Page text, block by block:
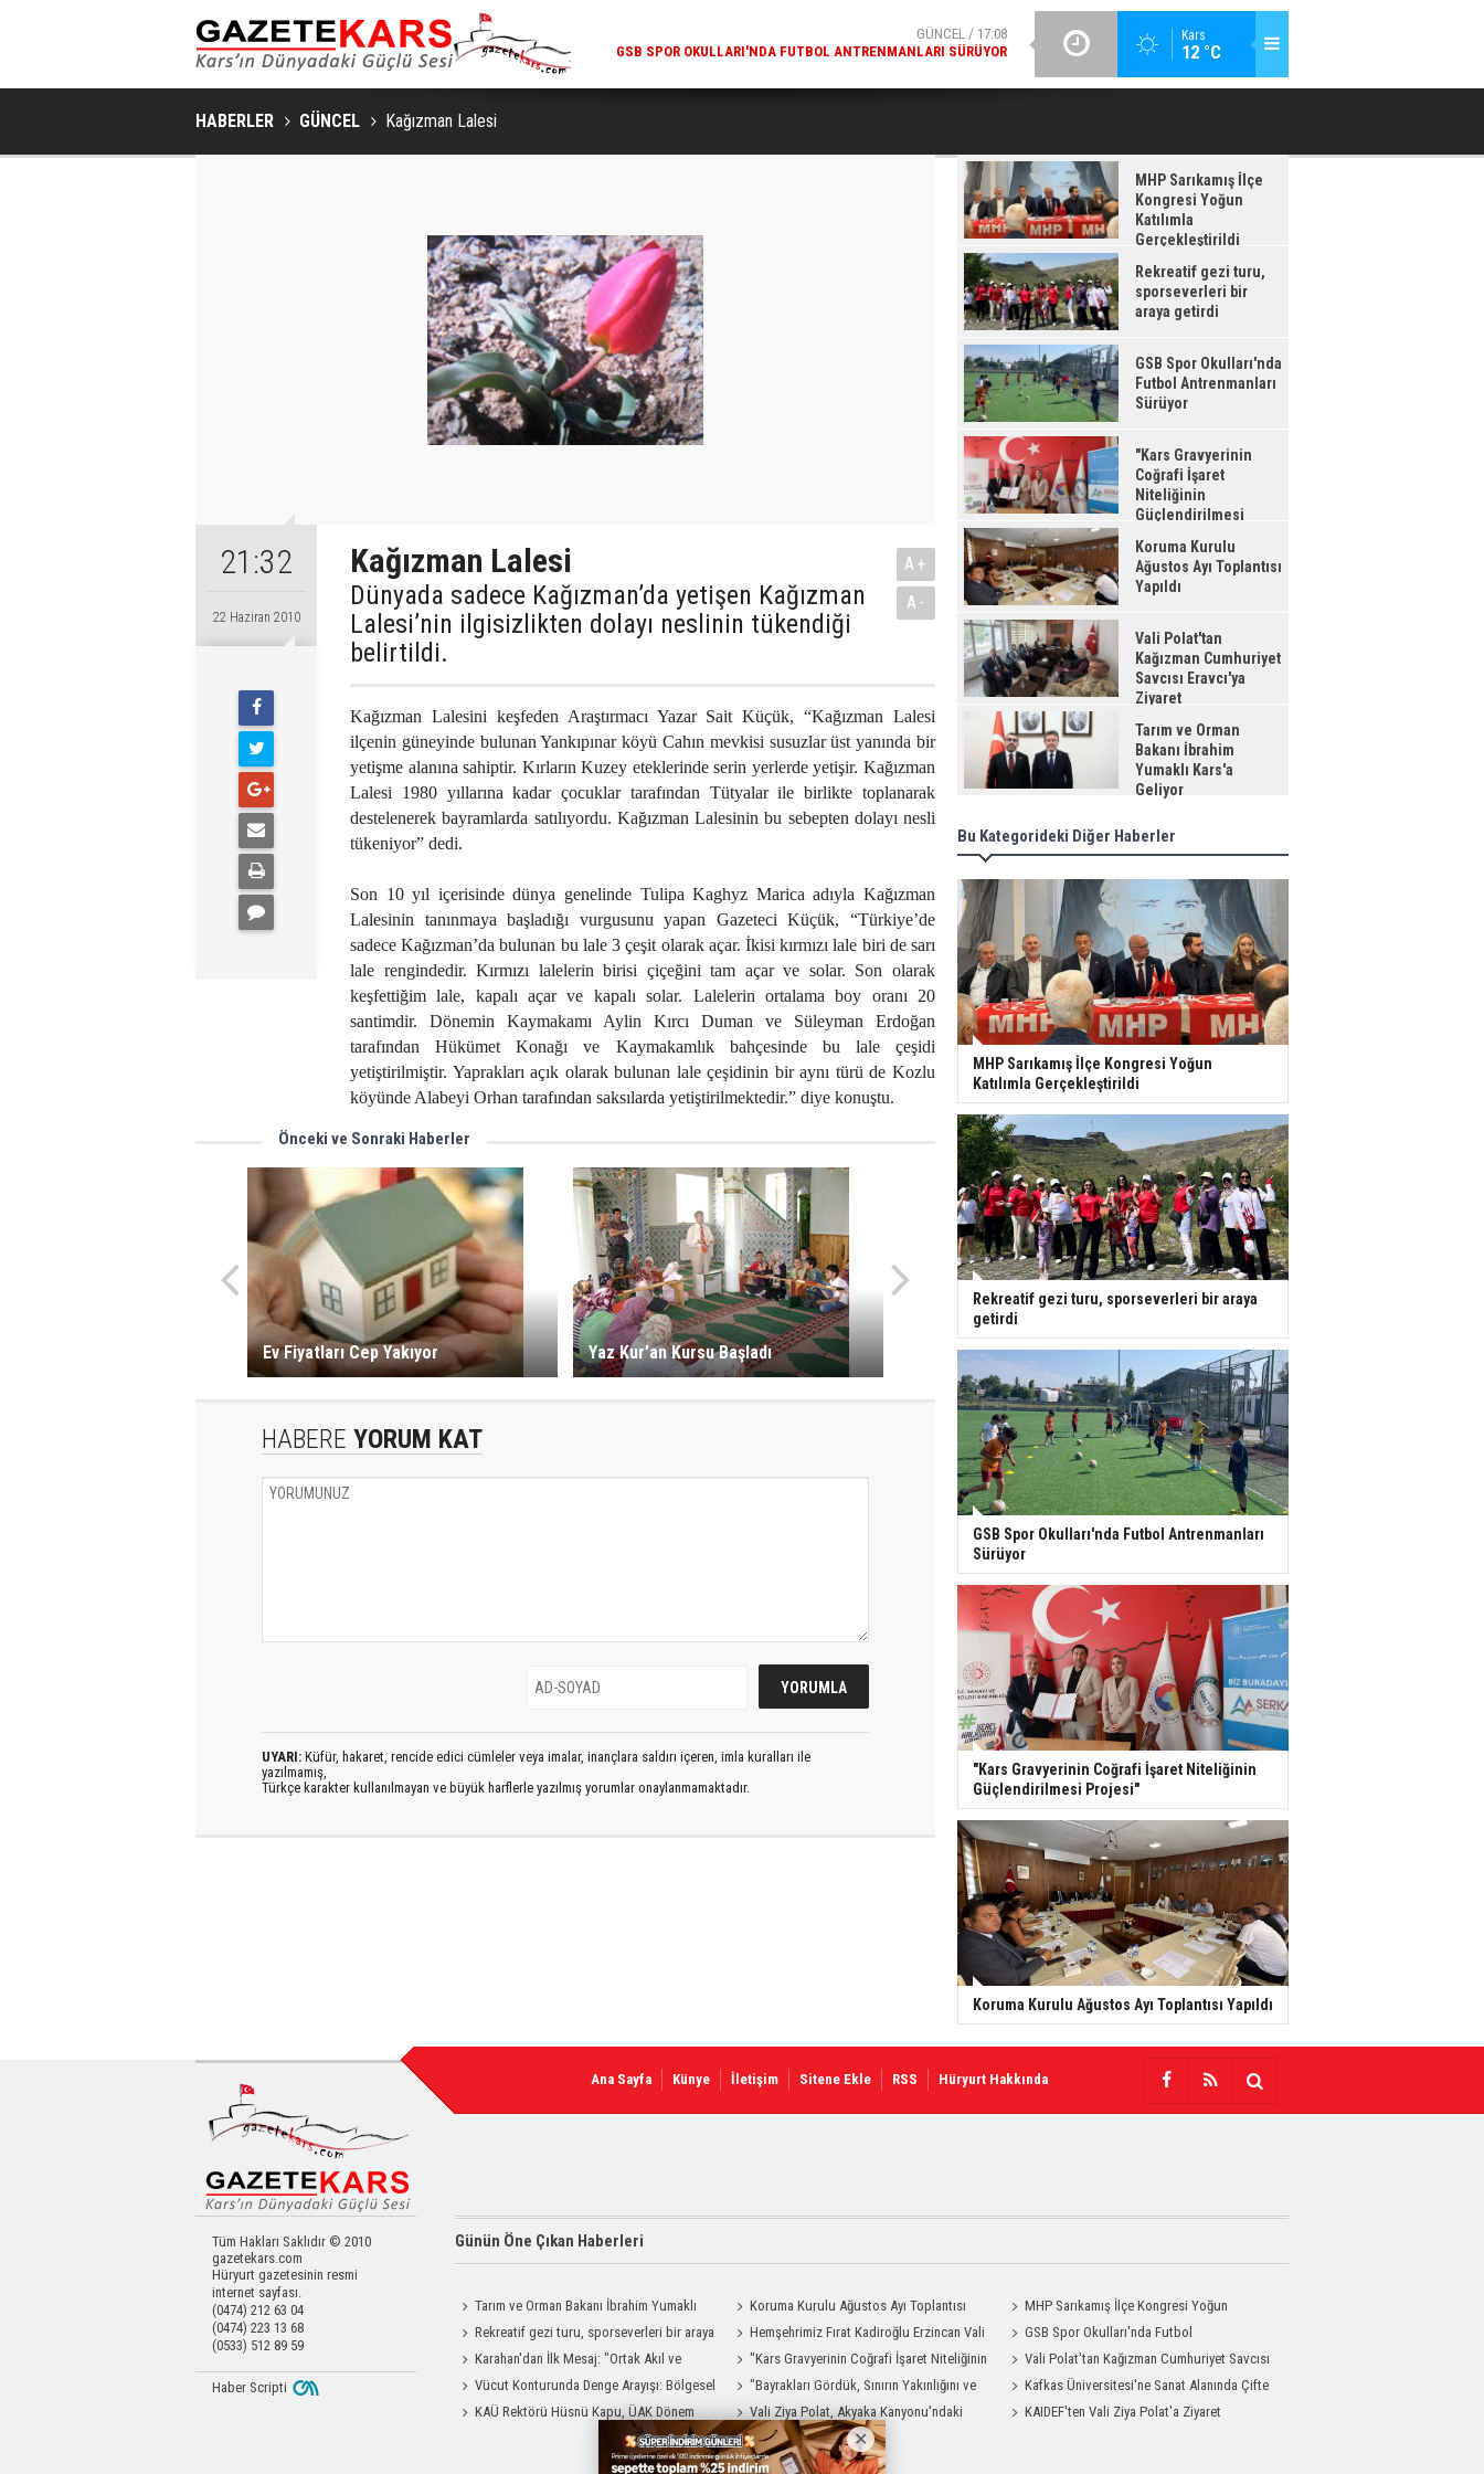
Kars
12 °C
GÜNCEL / 17:08
BIR ARAYA GETIRDI
GSB SPOR OKULLARI'NDA FUTBOL ANTRENMANLARI SÜRÜYOR
KORUMA KURULU AĞUSTOS AYI TOPLANTISI YAPILDI
HABERLER GÜNCEL Kağızman Lalesi
21:32
22 Haziran 2010
Kağızman Lalesi
Dünyada sadece Kağızman’da yetişen Kağızman
Lalesi’nin ilgisizlikten dolayı neslinin tükendiği
belirtildi.
A+
A-
Kağızman Lalesini keşfeden Araştırmacı Yazar Sait Küçük, “Kağızman Lalesi
ilçenin güneyinde bulunan Yankıpınar köyü Cahın mevkisi susuzlar üst yanında bir
yetişme alanına sahiptir. Kırların Kuzey eteklerinde serin yerlerde yetişir. Kağızman
Lalesi 1980 yıllarına kadar çocuklar tarafından Tütyalar ile birlikte toplanarak
destelenerek bayramlarda satılıyordu. Kağızman Lalesinin bu sebepten dolayı nesli
tükeniyor” dedi.
Son 10 yıl içerisinde dünya genelinde Tulipa Kaghyz Marica adıyla Kağızman
Lalesinin tanınmaya başladığı vurgusunu yapan Gazeteci Küçük, “Türkiye’de
sadece Kağızman’da bulunan bu lale 3 çeşit olarak açar. İkisi kırmızı lale biri de sarı
lale rengindedir. Kırmızı lalelerin birisi çiçeğini tam açar ve solar. Son olarak
keşfettiğim lale, kapalı açar ve kapalı solar. Lalelerin ortalama boy oranı 20
santimdir. Dönemin Kaymakamı Aylin Kırcı Duman ve Süleyman Erdoğan
tarafından Hükümet Konağı ve Kaymakamlık bahçesinde bu lale çeşidi
yetiştirilmiştir. Yaprakları açık olarak bulunan lale çeşidinin bir aynı türü de Kozlu
köyünde Alabeyi Orhan tarafından saksılarda yetiştirilmektedir.” diye konuştu.
Önceki ve Sonraki Haberler
Ev Fiyatları Cep Yakıyor Yaz Kur’an Kursu Başladı
HABERE YORUM KAT
UYARI: Küfür, hakaret, rencide edici cümleler veya imalar, inançlara saldırı içeren, imla kuralları ile
yazılmamış,
Türkçe karakter kullanılmayan ve büyük harflerle yazılmış yorumlar onaylanmamaktadır.
MHP Sarıkamış İlçe
Kongresi Yoğun
Katılımla
Gerçekleştirildi
Rekreatif gezi turu,
sporseverleri bir
araya getirdi
GSB Spor Okulları'nda
Futbol Antrenmanları
Sürüyor
"Kars Gravyerinin
Coğrafi İşaret
Niteliğinin
Güçlendirilmesi
Projesi"
Koruma Kurulu
Ağustos Ayı Toplantısı
Yapıldı
Vali Polat'tan
Kağızman Cumhuriyet
Savcısı Eravcı'ya
Ziyaret
Tarım ve Orman
Bakanı İbrahim
Yumaklı Kars'a
Geliyor
Bu Kategorideki Diğer Haberler
MHP Sarıkamış İlçe Kongresi Yoğun
Katılımla Gerçekleştirildi
Rekreatif gezi turu, sporseverleri bir araya
getirdi
GSB Spor Okulları'nda Futbol Antrenmanları
Sürüyor
"Kars Gravyerinin Coğrafi İşaret Niteliğinin
Güçlendirilmesi Projesi"
Koruma Kurulu Ağustos Ayı Toplantısı Yapıldı
Ana Sayfa Künye İletişim Sitene Ekle RSS Hüryurt Hakkında
Tüm Hakları Saklıdır © 2010
gazetekars.com
Hüryurt gazetesinin resmi
internet sayfası.
(0474) 212 63 04
(0474) 223 13 68
(0533) 512 89 59
Günün Öne Çıkan Haberleri
Tarım ve Orman Bakanı İbrahim Yumaklı
Kars'a Geliyor
Koruma Kurulu Ağustos Ayı Toplantısı
Yapıldı
MHP Sarıkamış İlçe Kongresi Yoğun
Katılımla Gerçekleştirildi
Rekreatif gezi turu, sporseverleri bir araya
getirdi
Hemşehrimiz Fırat Kadiroğlu Erzincan Vali
Yardımcılığına Atandı
GSB Spor Okulları'nda Futbol
Antrenmanları Sürüyor
Karahan'dan İlk Mesaj: "Ortak Akıl ve
Dayanışmayla Çalışacağız"
"Kars Gravyerinin Coğrafi İşaret Niteliğinin
Güçlendirilmesi Projesi"
Vali Polat'tan Kağızman Cumhuriyet Savcısı
Eravcı'ya Ziyaret
Vücut Konturunda Denge Arayışı: Bölgesel
Yağ Alma Sürecinin Tüm Aşamaları
"Bayrakları Gördük, Sınırın Yakınlığını ve
Uzaklığını Aynı Anda Hissettik"
Kafkas Üniversitesi'ne Sanat Alanında Çifte
Gurur
KAÜ Rektörü Hüsnü Kapu, ÜAK Dönem
Vali Ziya Polat, Akyaka Kanyonu'ndaki
Rafting Heyecanına Katıldı
KAIDEF'ten Vali Ziya Polat'a Ziyaret
Haber Scripti